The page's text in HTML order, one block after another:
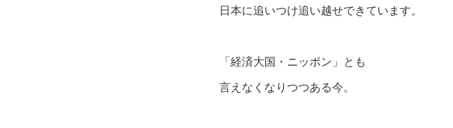
日本に追いつけ追い越せできています。
「経済大国・ニッポン」とも
言えなくなりつつある今。